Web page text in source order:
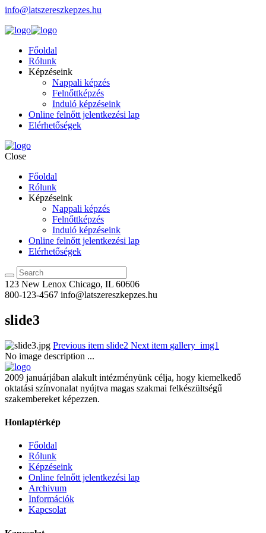
info@latszereszkepzes.hu
Főoldal
Rólunk
Képzéseink
Nappali képzés
Felnőttképzés
Induló képzéseink
Online felnőtt jelentkezési lap
Elérhetőségek
Close
Főoldal
Rólunk
Képzéseink
Nappali képzés
Felnőttképzés
Induló képzéseink
Online felnőtt jelentkezési lap
Elérhetőségek
123 New Lenox Chicago, IL 60606
800-123-4567 info@latszereszkepzes.hu
slide3
Previous item slide2 Next item gallery_img1
No image description ...
2009 januárjában alakult intézményünk célja, hogy kiemelkedő
oktatási színvonalat nyújtva magas szakmai felkészültségű
szakembereket képezzen.
Honlaptérkép
Főoldal
Rólunk
Képzéseink
Online felnőtt jelentkezési lap
Archivum
Információk
Kapcsolat